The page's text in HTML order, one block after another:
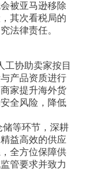
被亚马逊移除
其次看税局的
法律责任。
工协助卖家按目
产品资质进行
家提升海外货
全风险，降低
等环节，深耕
益高效的供应
全方位保障供
管要求并致力